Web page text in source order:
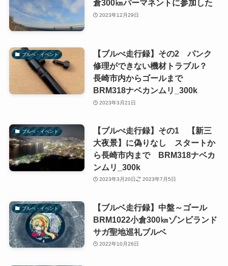
倉300㎞パーマネントに参加した
2023年12月29日
ブルベ・イベント
【ブルべ走行録】その2 パンク
修理ができない機材トラブル？
長崎市内からゴールまで
BRM318ナベカンムリ_300k
2023年3月21日
ブルベ・イベント
【ブルべ走行録】その1 【新三
大夜景】に偽りなし スタートか
ら長崎市内まで BRM318ナベカ
ンムリ_300k
2023年3月20日 2023年7月5日
ブルベ・イベント
【ブルベ走行録】中盤～ゴール
BRM1022小倉300㎞ゾンビランド
サガ聖地巡礼ブルベ
2022年10月26日